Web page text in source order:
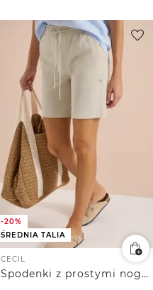
-20%
ŚREDNIA TALIA
CECIL
Spodenki z prostymi nogawkami o luźnym kroju.